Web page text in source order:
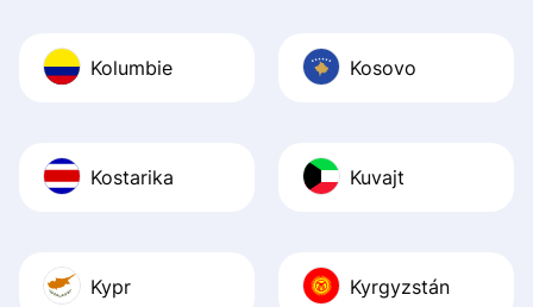
Kolumbie Kosovo
Kostarika Kuvajt
Kypr Kyrgyzstán